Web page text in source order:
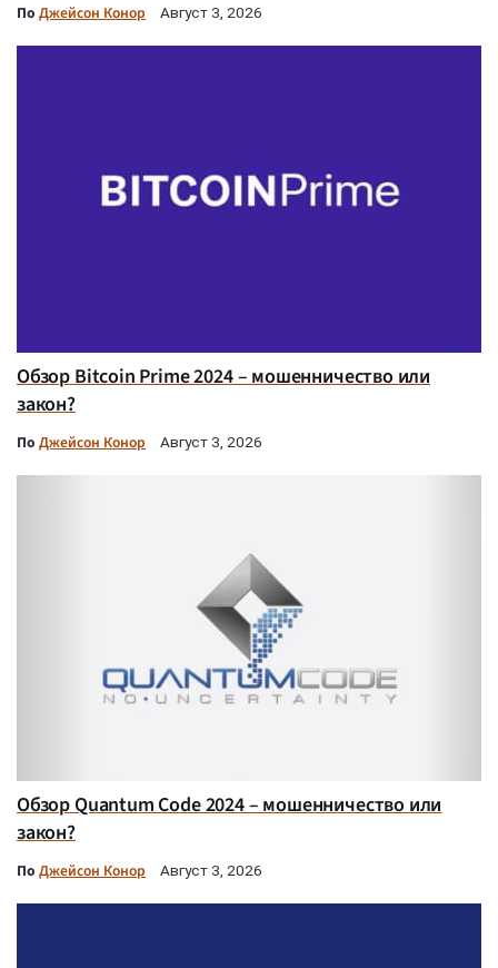
По Джейсон Конор Август 3, 2026
Обзор Bitcoin Prime 2024 – мошенничество или
закон?
По Джейсон Конор Август 3, 2026
Обзор Quantum Code 2024 – мошенничество или
закон?
По Джейсон Конор Август 3, 2026